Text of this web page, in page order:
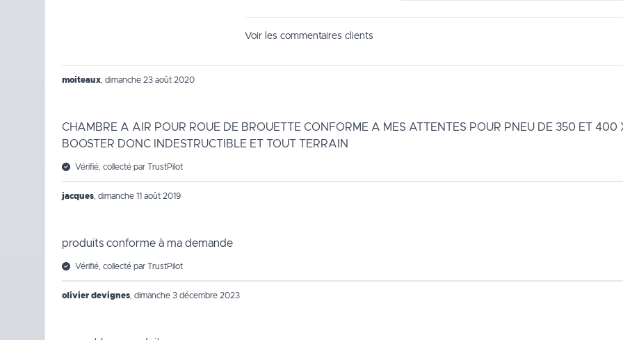
Voir les commentaires clients
moiteaux dimanche 23 août 2020
CHAMBRE A AIR POUR ROUE DE BROUETTE CONFORME A MES ATTENTES POUR PNEU DE 350 ET 400
BOOSTER DONC INDESTRUCTIBLE ET TOUT TERRAIN
Vérifié, collecté par TrustPilot
jacques dimanche 11 août 2019
produits conforme à ma demande
Vérifié, collecté par TrustPilot
olivier devignes dimanche 3 décembre 2023